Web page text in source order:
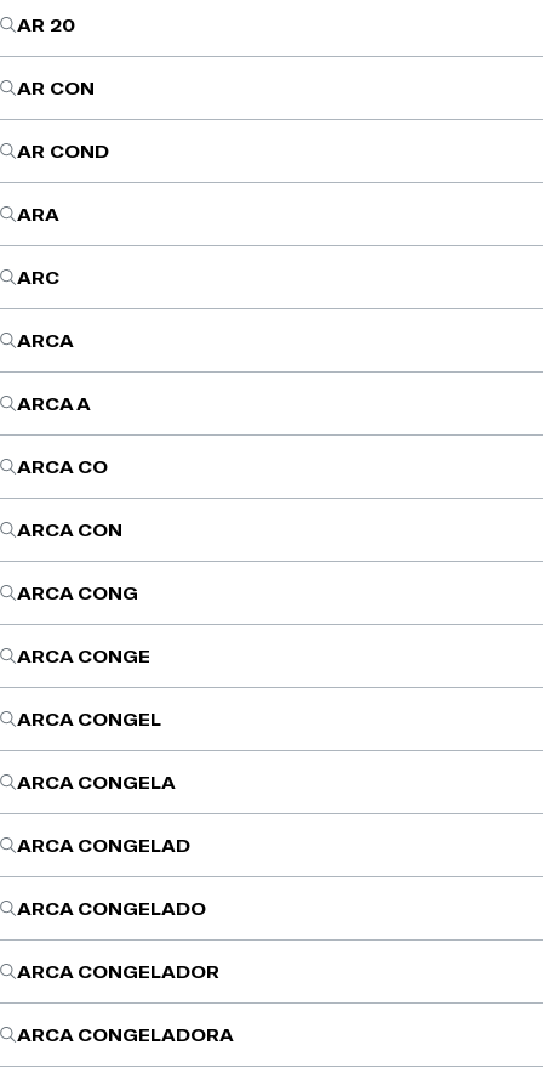
AR 20
AR CON
AR COND
ARA
ARC
ARCA
ARCA A
ARCA CO
ARCA CON
ARCA CONG
ARCA CONGE
ARCA CONGEL
ARCA CONGELA
ARCA CONGELAD
ARCA CONGELADO
ARCA CONGELADOR
ARCA CONGELADORA